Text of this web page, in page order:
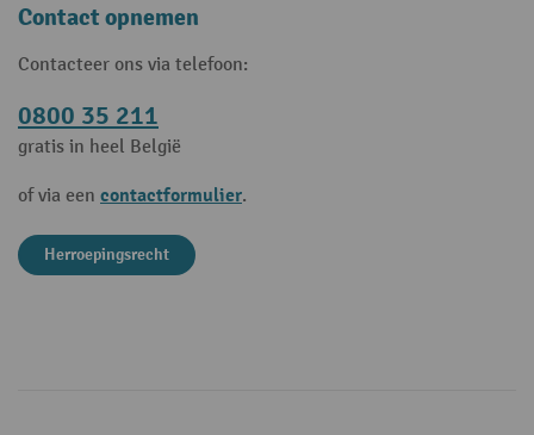
Contact opnemen
Contacteer ons via telefoon:
0800 35 211
gratis in heel België
of via een contactformulier.
Herroepingsrecht